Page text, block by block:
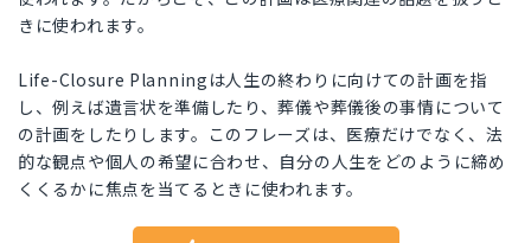
きに使われます。
Life-Closure Planningは人生の終わりに向けての計画を指
し、例えば遺言状を準備したり、葬儀や葬儀後の事情について
の計画をしたりします。このフレーズは、医療だけでなく、法
的な観点や個人の希望に合わせ、自分の人生をどのように締め
くくるかに焦点を当てるときに使われます。